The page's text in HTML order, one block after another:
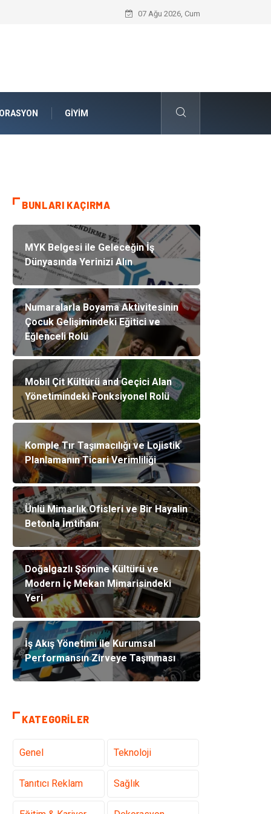
Komple Tır Taşımacılığı ve Lojistik
07 Ağu 2026, Cum
GIYIM
BUNLARI KAÇIRMA
MYK Belgesi ile Geleceğin İş
Dünyasında Yerinizi Alın
Numaralarla Boyama Aktivitesinin
Çocuk Gelişimindeki Eğitici ve
Eğlenceli Rolü
Mobil Çit Kültürü and Geçici Alan
Yönetimindeki Fonksiyonel Rolü
Komple Tır Taşımacılığı ve Lojistik
Planlamanın Ticari Verimliliği
Ünlü Mimarlık Ofisleri ve Bir Hayalin
Betonla İmtihanı
Doğalgazlı Şömine Kültürü ve
Modern İç Mekan Mimarisindeki
Yeri
İş Akış Yönetimi ile Kurumsal
Performansın Zirveye Taşınması
KATEGORILER
Genel Teknoloji
Tanıtıcı Reklam Sağlık